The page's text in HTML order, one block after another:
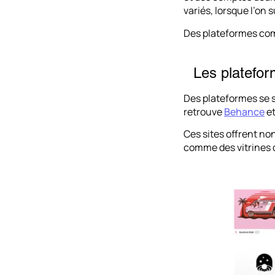
variés, lorsque l’on
Des plateformes
Les
Des plateformes se
retrouveBehance
Ces sites offrent
comme des vitrines